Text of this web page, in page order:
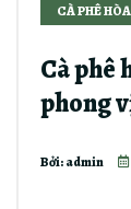
CÀ PHÊ
Cà phê
phong
Bởi: admin